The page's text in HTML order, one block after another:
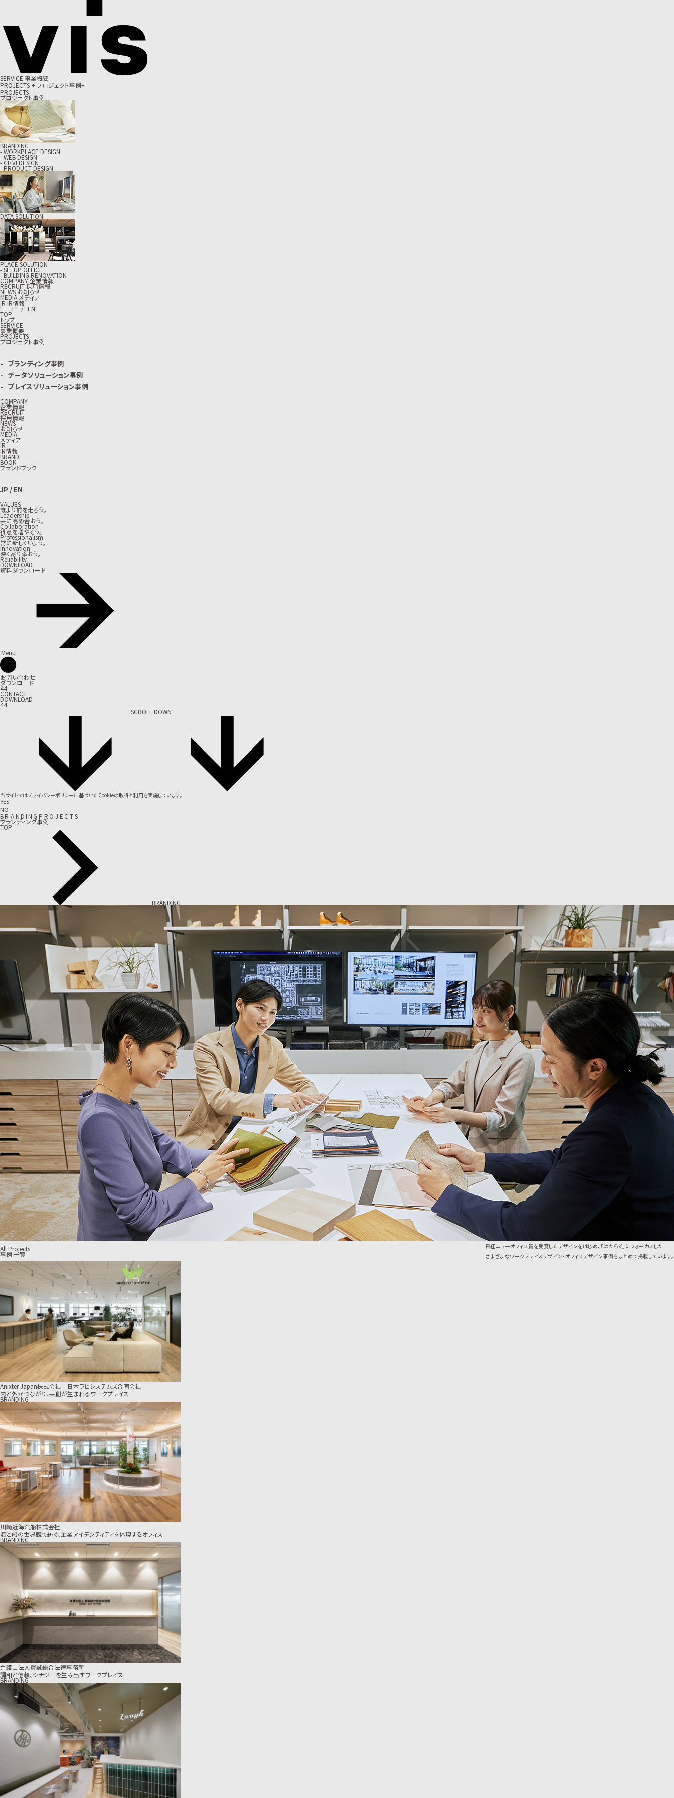
SERVICE 事業概要
PROJECTS +プロジェクト事例+
PROJECTS
プロジェクト事例
BRANDING
- WORKPLACE DESIGN
- WEB DESIGN
- CI・VI DESIGN
- PRODUCT DESIGN
DATA SOLUTION
PLACE SOLUTION
- SETUP OFFICE
- BUILDING RENOVATION
COMPANY企業情報
RECRUIT採用情報
NEWSお知らせ
MEDIAメディア
IRIR情報
JP / EN
TOP
トップ
SERVICE
事業概要
PROJECTS
プロジェクト事例
ブランディング事例
データソリューション事例
プレイスソリューション事例
COMPANY
企業情報
RECRUIT
採用情報
NEWS
お知らせ
MEDIA
メディア
IR
IR情報
BRAND
BOOK
ブランドブック
JP / EN
VALUES
誰より前を走ろう。
Leadership
共に高め合おう。
Collaboration
得意を増やそう。
Professionalism
常に新しくいよう。
Innovation
深く寄り添おう。
Reliability
DOWNLOAD
資料ダウンロード
Menu
お問い合わせ
ダウンロード
44
CONTACT
DOWNLOAD
44
SCROLL DOWN
当サイトではプライバシーポリシーに基づいたCookieの取得と利用を実施しています。
YES
NO
BR ANDIN G P R O J E C TS
ブランディング事例
TOP
BRANDING
All Projects
事例 一覧
日経ニューオフィス賞を受賞したデザインをはじめ、「はたらく」にフォーカスした
さまざまなワークプレイスデザイン・オフィスデザイン事例をまとめて掲載しています。
Anixter Japan株式会社 日本ラヒシステムズ合同会社
内と外がつながり、共創が生まれるワークプレイス
BRANDING
川崎近海汽船株式会社
海と船の世界観で紡ぐ、企業アイデンティティを体現するオフィス
BRANDING
弁護士法人賢誠総合法律事務所
調和と信頼、シナジーを生み出すワークプレイス
BRANDING